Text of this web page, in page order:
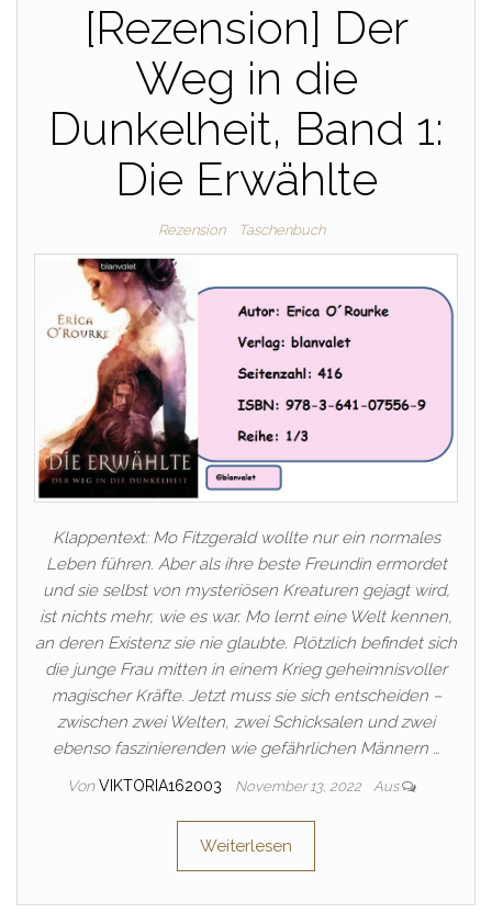
[Rezension] Der
Weg in die
Dunkelheit, Band 1:
Die Erwählte
Rezension Taschenbuch
Klappentext: Mo Fitzgerald wollte nur ein normales
Leben führen. Aber als ihre beste Freundin ermordet
und sie selbst von mysteriösen Kreaturen gejagt wird,
ist nichts mehr, wie es war. Mo lernt eine Welt kennen,
an deren Existenz sie nie glaubte. Plötzlich befindet sich
die junge Frau mitten in einem Krieg geheimnisvoller
magischer Kräfte. Jetzt muss sie sich entscheiden –
zwischen zwei Welten, zwei Schicksalen und zwei
ebenso faszinierenden wie gefährlichen Männern …
Von VIKTORIA162003 November 13, 2022 Aus
Weiterlesen